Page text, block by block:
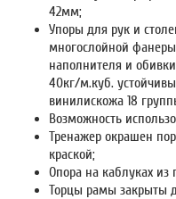
42мм;
Упоры для рук и
многослойной
наполнителя и
40кг/м.куб.
винилискожа 18
Возможность
Тренажер окрашен
краской;
Опора на каблуках из
Торцы рамы закрыты